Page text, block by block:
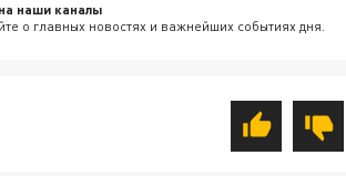
наши каналы
о главных новостях и важнейших событиях дня.